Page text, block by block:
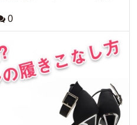
0